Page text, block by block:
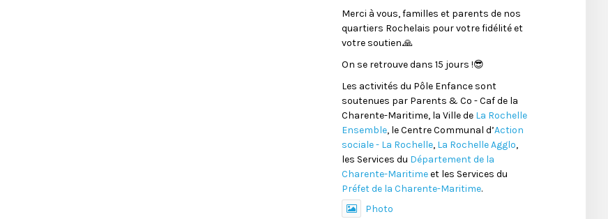
Merci à vous, familles et parents de nos
quartiers Rochelais pour votre fidélité et
votre soutien.🙏
On se retrouve dans 15 jours !😎
Les activités du Pôle Enfance sont
soutenues par Parents & Co - Caf de la
Charente-Maritime, la Ville de La Rochelle
Ensemble, le Centre Communal d’Action
sociale - La Rochelle, La Rochelle Agglo,
les Services du Département de la
Charente-Maritimeet les Services du
Préfet de la Charente-Maritime.
Photo